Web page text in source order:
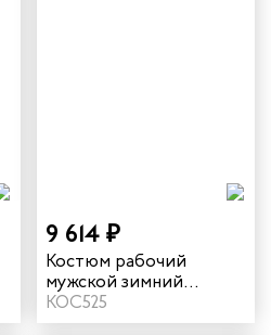
9 614 ₽
Костюм рабочий
мужской зимний
"Филигир" цвет
бежевый/хаки
КОС525